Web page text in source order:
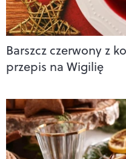
Barszcz czerwony z
przepis na Wigilię